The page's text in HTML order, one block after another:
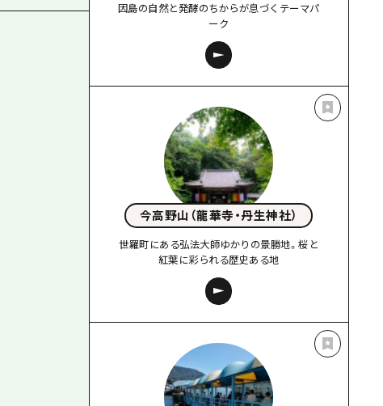
因島の自然と発酵のちからが息づくテーマパ
ーク
今高野山（龍華寺・丹生神社）
世羅町にある弘法大師ゆかりの景勝地。桜と
紅葉に彩られる歴史ある地